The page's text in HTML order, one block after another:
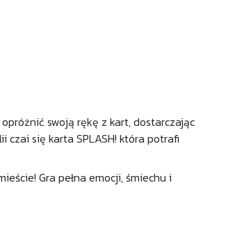
swoją rękę z kart, dostarczając
czai się karta SPLASH! która potrafi
Gra pełna emocji, śmiechu i